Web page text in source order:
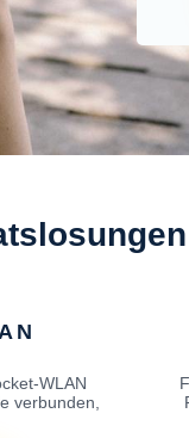
WLAN
verbunden,